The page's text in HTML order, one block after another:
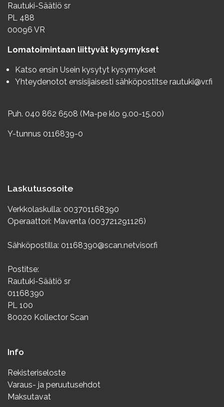
Rautuki-Säätiö sr
PL 488
00096 VR
Lomatoimintaan liittyvät kysymykset
Katso ensin Usein kysytyt kysymykset
Yhteydenotot ensisijaisesti sähköpostitse rautuki@vr.fi
Puh. 040 862 6508 (Ma-pe klo 9.00-15.00)
Y-tunnus 0116839-0
Laskutusosoite
Verkkolaskulla: 003701168390
Operaattori: Maventa (003721291126)
Sähköpostilla: 01168390@scan.netvisor.fi
Postitse:
Rautuki-Säätiö sr
01168390
PL 100
80020 Kollector Scan
Info
Rekisteriseloste
Varaus- ja peruutusehdot
Maksutavat